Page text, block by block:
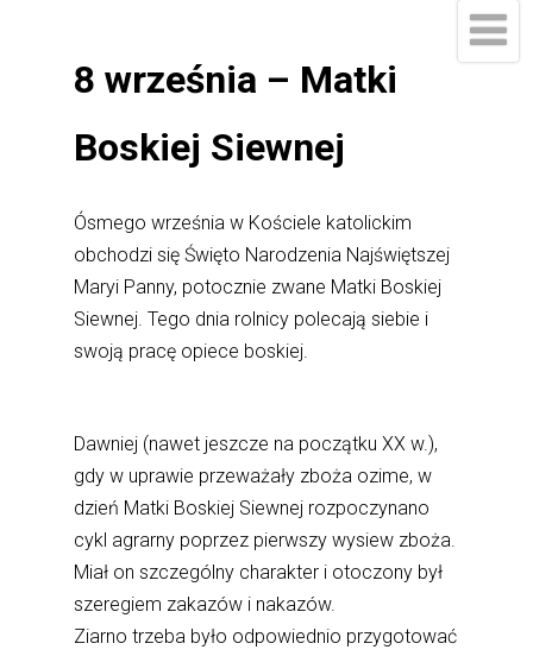
8 września – Matki
Boskiej Siewnej
Ósmego września w Kościele katolickim
obchodzi się Święto Narodzenia Najświętszej
Maryi Panny, potocznie zwane Matki Boskiej
Siewnej. Tego dnia rolnicy polecają siebie i
swoją pracę opiece boskiej.
Dawniej (nawet jeszcze na początku XX w.),
gdy w uprawie przeważały zboża ozime, w
dzień Matki Boskiej Siewnej rozpoczynano
cykl agrarny poprzez pierwszy wysiew zboża.
Miał on szczególny charakter i otoczony był
szeregiem zakazów i nakazów.
Ziarno trzeba było odpowiednio przygotować